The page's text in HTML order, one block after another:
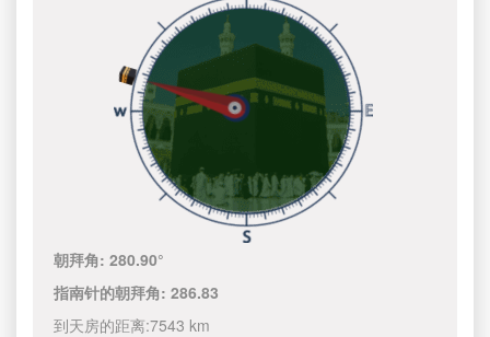
朝拜角:280.90°
指南针的朝拜角:286.83
到天房的距离:7543 km